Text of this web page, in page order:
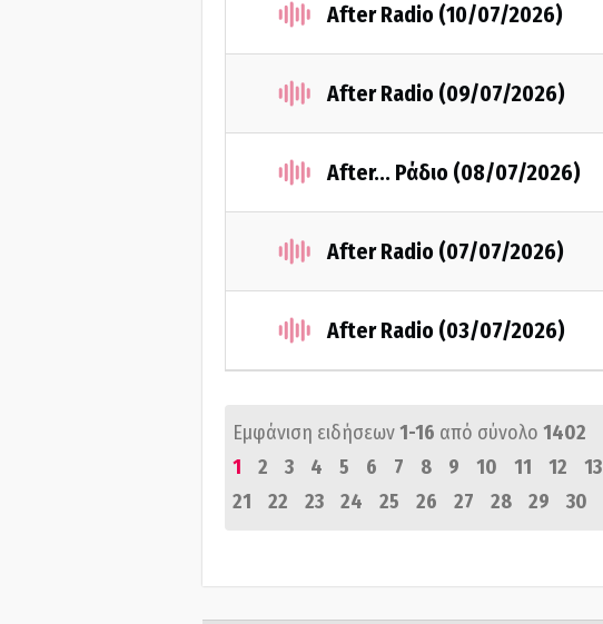
After Radio (10/07/2026)
After Radio (09/07/2026)
After... Ράδιο (08/07/2026)
After Radio (07/07/2026)
After Radio (03/07/2026)
Εμφάνιση ειδήσεων1-16 από σύνολο 1402
1
2 3 4 5 6 7 8 9 10 11 12 13
21
22 23 24 25 26 27 28 29 30